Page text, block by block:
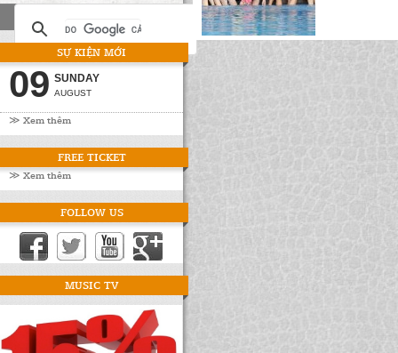
SỰ KIỆN MỚI
09 SUNDAY
AUGUST
≫ Xem thêm
FREE TICKET
≫ Xem thêm
FOLLOW US
MUSIC TV